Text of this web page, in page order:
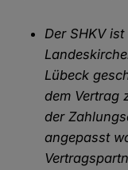
Der SHKV
Lübeck
dem Vertrag
der
angepasst